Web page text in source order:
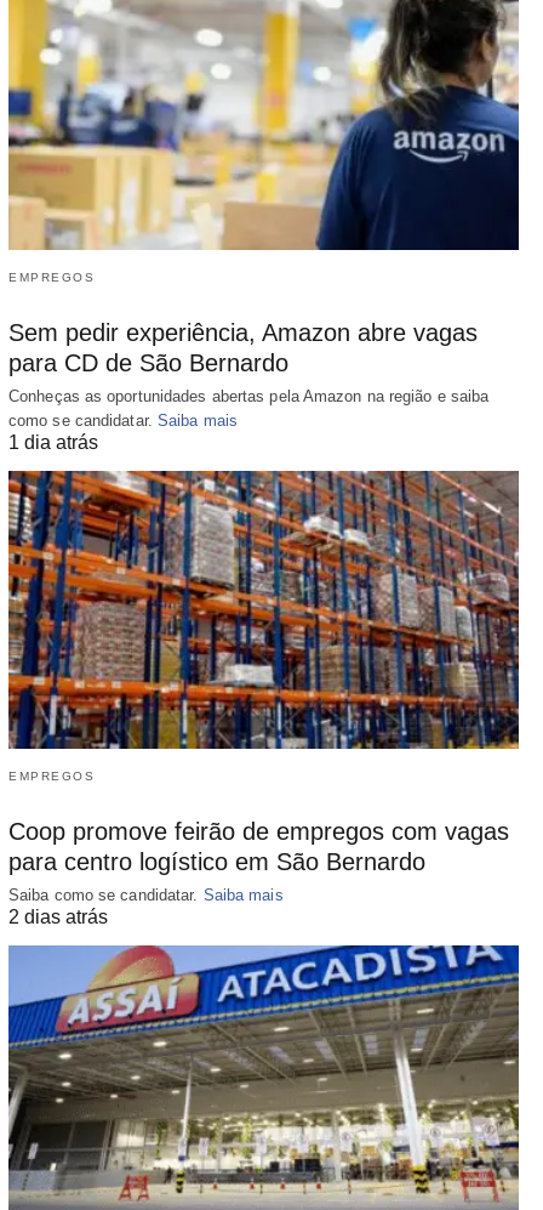
EMPREGOS
Sem pedir experiência, Amazon abre vagas
para CD de São Bernardo
Conheças as oportunidades abertas pela Amazon na região e saiba
como se candidatar. Saiba mais
1 dia atrás
EMPREGOS
Coop promove feirão de empregos com vagas
para centro logístico em São Bernardo
Saiba como se candidatar. Saiba mais
2 dias atrás